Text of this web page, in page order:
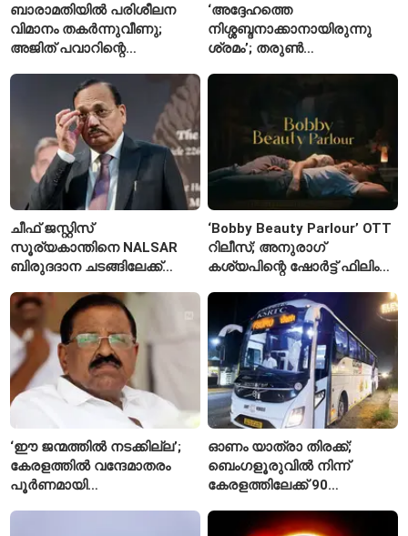
ബാരാമതിയിൽ പരിശീലന
വിമാനം തകർന്നുവീണു;
അജിത് പവാറിന്റെ
രണ്ടാമത്തെ സംഭവം
‘അദ്ദേഹത്തെ
നിശ്ശബ്ദനാക്കാനായിരുന്നു
ശ്രമം’; തരുണ്‍
കാരണമെന്ന് മകൾ
ചീഫ് ജസ്റ്റിസ്
സൂര്യകാന്തിനെ NALSAR
ബിരുദദാന ചടങ്ങിലേക്ക്
വിദ്യാർഥികളുടെ എതിർപ്പ്
‘Bobby Beauty Parlour’ OTT
റിലീസ്; അനുരാഗ്
കശ്യപിന്റെ ഷോർട്ട് ഫിലിം
‘ഈ ജന്മത്തിൽ നടക്കില്ല’;
കേരളത്തിൽ വന്ദേമാതരം
പൂർണമായി
ഓണം യാത്രാ തിരക്ക്;
ബെംഗളൂരുവിൽ നിന്ന്
കേരളത്തിലേക്ക് 90